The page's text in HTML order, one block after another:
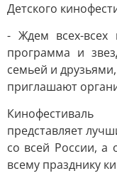
Детского
- Ждем всех-всех
программа и
семьей и
приглашают
представляет
со всей России, а
всему празднику